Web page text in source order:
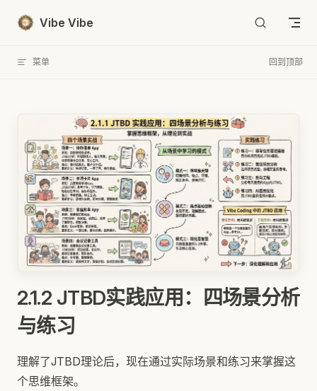
Skip to content
Vibe Vibe
菜单 回到顶部
2.1.2 JTBD实践应用：四场景分析
与练习
理解了JTBD理论后，现在通过实际场景和练习来掌握这
个思维框架。